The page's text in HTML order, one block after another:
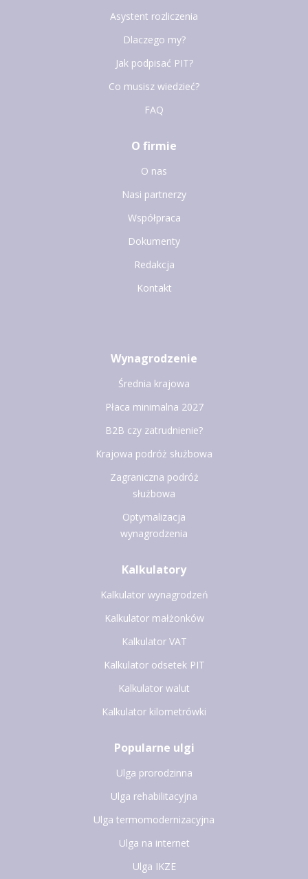
Asystent rozliczenia
Dlaczego my?
Jak podpisać PIT?
Co musisz wiedzieć?
FAQ
O firmie
O nas
Nasi partnerzy
Współpraca
Dokumenty
Redakcja
Kontakt
Wynagrodzenie
Średnia krajowa
Płaca minimalna 2027
B2B czy zatrudnienie?
Krajowa podróż służbowa
Zagraniczna podróż
służbowa
Optymalizacja
wynagrodzenia
Kalkulatory
Kalkulator wynagrodzeń
Kalkulator małżonków
Kalkulator VAT
Kalkulator odsetek PIT
Kalkulator walut
Kalkulator kilometrówki
Popularne ulgi
Ulga prorodzinna
Ulga rehabilitacyjna
Ulga termomodernizacyjna
Ulga na internet
Ulga IKZE